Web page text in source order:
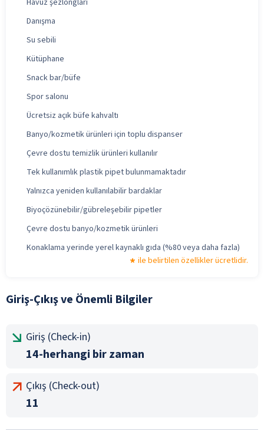
Danışma
Su sebili
Kütüphane
Snack bar/büfe
Spor salonu
Ücretsiz açık büfe kahvaltı
Banyo/kozmetik ürünleri için toplu dispanser
Çevre dostu temizlik ürünleri kullanılır
Tek kullanımlık plastik pipet bulunmamaktadır
Yalnızca yeniden kullanılabilir bardaklar
Biyoçözünebilir/gübreleşebilir pipetler
Çevre dostu banyo/kozmetik ürünleri
Konaklama yerinde yerel kaynaklı gıda (%80 veya daha fazla)
ile belirtilen özellikler ücretlidir.
Giriş-Çıkış ve Önemli Bilgiler
Giriş (Check-in)
14-herhangi bir zaman
Çıkış (Check-out)
11